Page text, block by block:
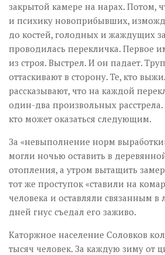
закрытой камере на нарах. Потом,
и психику новоприбывших,
до костей, голодных и жаждущих
проводилась перекличка. Первое
из строя. Выстрел. И он падает.
оттаскивают в сторону. Те, кто
рассказывают, что на каждой
один-два произвольных
кто может оказаться следующим.
За «невыполнение норм
могли ночью оставить в
отопления, а утром вытащить
тот же проступок «ставили на
человека и оставляли связанным в
дней гнус съедал его заживо.
Каторжное население Соловков
тысяч человек. За каждую зиму от